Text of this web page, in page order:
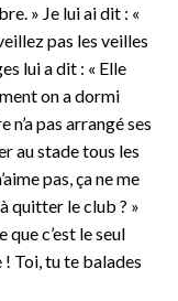
» Je lui ai dit : «
pas les veilles
lui a dit : « Elle
on a dormi
pas arrangé ses
au stade tous les
pas, ça ne me
quitter le club ? »
que c’est le seul
! Toi, tu te balades